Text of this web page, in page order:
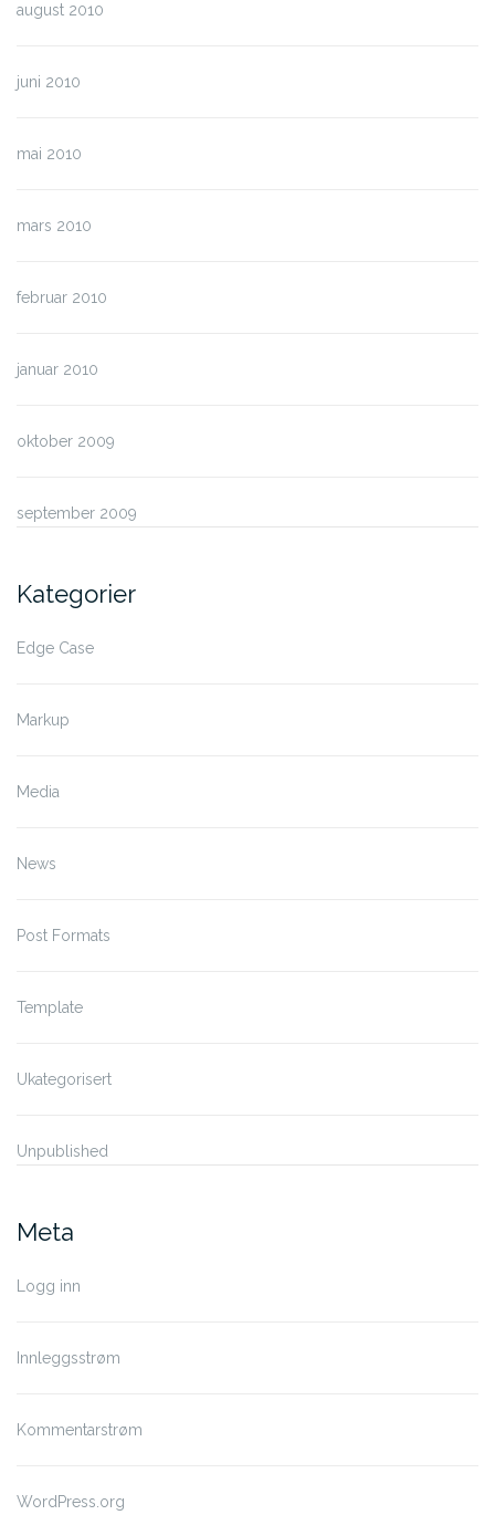
august 2010
juni 2010
mai 2010
mars 2010
februar 2010
januar 2010
oktober 2009
september 2009
Kategorier
Edge Case
Markup
Media
News
Post Formats
Template
Ukategorisert
Unpublished
Meta
Logg inn
Innleggsstrøm
Kommentarstrøm
WordPress.org